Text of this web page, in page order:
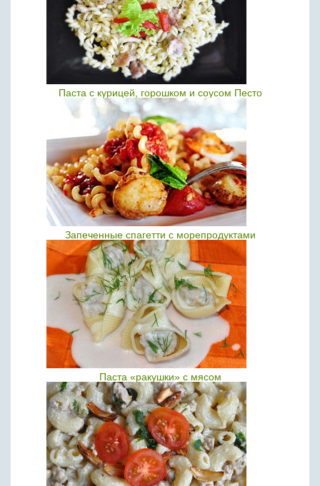
Паста с курицей, горошком и соусом Песто
Запеченные спагетти с морепродуктами
Паста «ракушки» с мясом